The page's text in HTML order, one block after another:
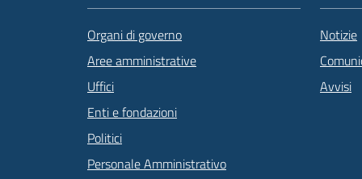
Organi di governo
Aree amministrative
Uffici
Enti e fondazioni
Politici
Personale Amministrativo
Notizie
Avvisi